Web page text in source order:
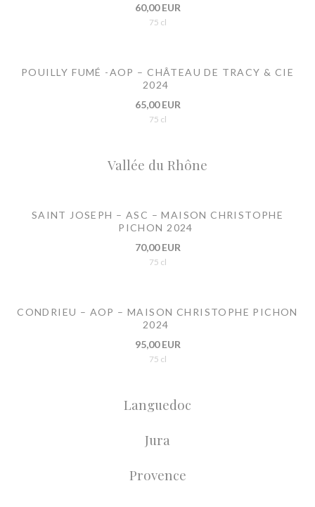
60,00 EUR
75 cl
POUILLY FUMÉ -AOP – CHÂTEAU DE TRACY & CIE
2024
65,00 EUR
75 cl
Vallée du Rhône
SAINT JOSEPH – ASC – MAISON CHRISTOPHE
PICHON 2024
70,00 EUR
75 cl
CONDRIEU – AOP – MAISON CHRISTOPHE PICHON
2024
95,00 EUR
75 cl
Languedoc
Jura
Provence